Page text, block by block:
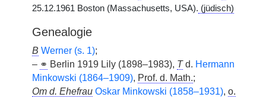
25.12.1961 Boston (Massachusetts, USA). (jüdisch)
Genealogie
B Werner (s. 1);
– ⚭ Berlin 1919 Lily (1898–1983), Td. Hermann
Minkowski (1864–1909), Prof. d. Math.;
Om d. Ehefrau Oskar Minkowski (1858–1931), o.